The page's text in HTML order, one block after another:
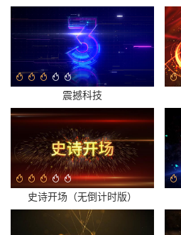
震撼科技
史诗开场（无倒计时版）